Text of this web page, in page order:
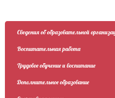
Сведения об образовательной
Воспитательная работа
Трудовое обучение и воспитание
Дополнительное образование